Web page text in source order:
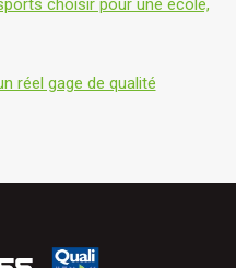
choisir pour une école,
réel gage de qualité